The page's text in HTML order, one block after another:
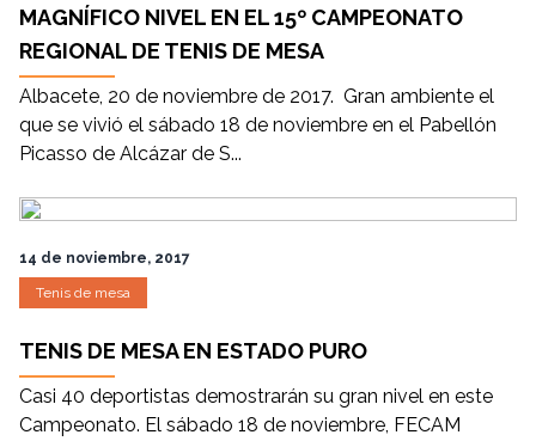
MAGNÍFICO NIVEL EN EL 15º CAMPEONATO
REGIONAL DE TENIS DE MESA
Albacete, 20 de noviembre de 2017. Gran ambiente el
que se vivió el sábado 18 de noviembre en el Pabellón
Picasso de Alcázar de S...
14 de noviembre, 2017
Tenis de mesa
TENIS DE MESA EN ESTADO PURO
Casi 40 deportistas demostrarán su gran nivel en este
Campeonato. El sábado 18 de noviembre, FECAM